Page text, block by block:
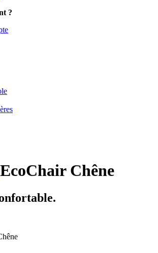
?
EcoChair Chêne